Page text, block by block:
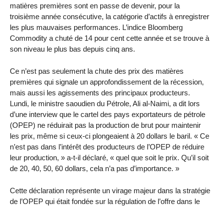
matières premières sont en passe de devenir, pour la
troisième année consécutive, la catégorie d’actifs à enregistrer
les plus mauvaises performances. L’indice Bloomberg
Commodity a chuté de 14 pour cent cette année et se trouve à
son niveau le plus bas depuis cinq ans.
Ce n’est pas seulement la chute des prix des matières
premières qui signale un approfondissement de la récession,
mais aussi les agissements des principaux producteurs.
Lundi, le ministre saoudien du Pétrole, Ali al-Naimi, a dit lors
d’une interview que le cartel des pays exportateurs de pétrole
(OPEP) ne réduirait pas la production de brut pour maintenir
les prix, même si ceux-ci plongeaient à 20 dollars le baril. « Ce
n’est pas dans l’intérêt des producteurs de l’OPEP de réduire
leur production, » a-t-il déclaré, « quel que soit le prix. Qu’il soit
de 20, 40, 50, 60 dollars, cela n’a pas d’importance. »
Cette déclaration représente un virage majeur dans la stratégie
de l’OPEP qui était fondée sur la régulation de l’offre dans le